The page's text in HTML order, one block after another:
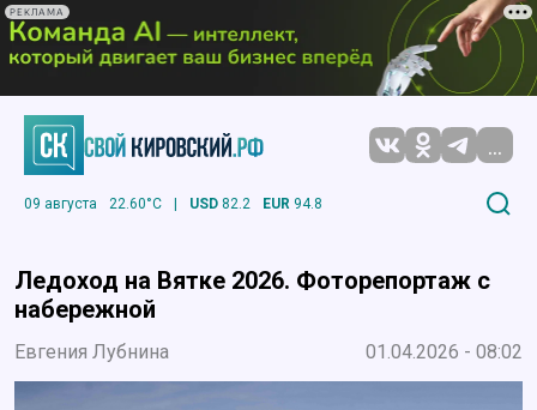
РЕКЛАМА
...
09 августа 22.60°C | USD 82.2 EUR 94.8
Ледоход на Вятке 2026. Фоторепортаж с
набережной
Евгения Лубнина 01.04.2026 - 08:02